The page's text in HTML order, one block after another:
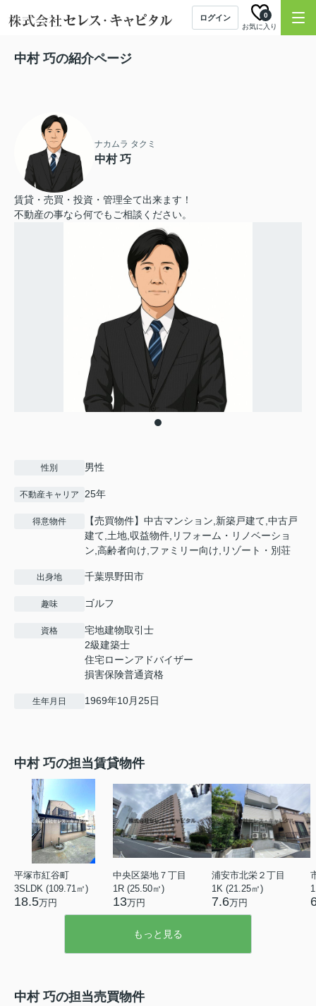
ログイン
お気に入り
0
中村 巧の紹介ページ
ナカムラ タクミ
中村 巧
賃貸・売買・投資・管理全て出来ます！
不動産の事なら何でもご相談ください。
性別 男性
不動産キャリア 25年
得意物件
【売買物件】中古マンション,新築戸建て,中古戸
建て,土地,収益物件,リフォーム・リノベーショ
ン,高齢者向け,ファミリー向け,リゾート・別荘
出身地 千葉県野田市
趣味 ゴルフ
資格
宅地建物取引士
2級建築士
住宅ローンアドバイザー
損害保険普通資格
生年月日 1969年10月25日
中村 巧の担当賃貸物件
平塚市紅谷町
3SLDK (109.71㎡)
18.5万円
中央区築地７丁目
1R (25.50㎡)
13万円
浦安市北栄２丁目
1K (21.25㎡)
7.6万円
もっと見る
中村 巧の担当売買物件